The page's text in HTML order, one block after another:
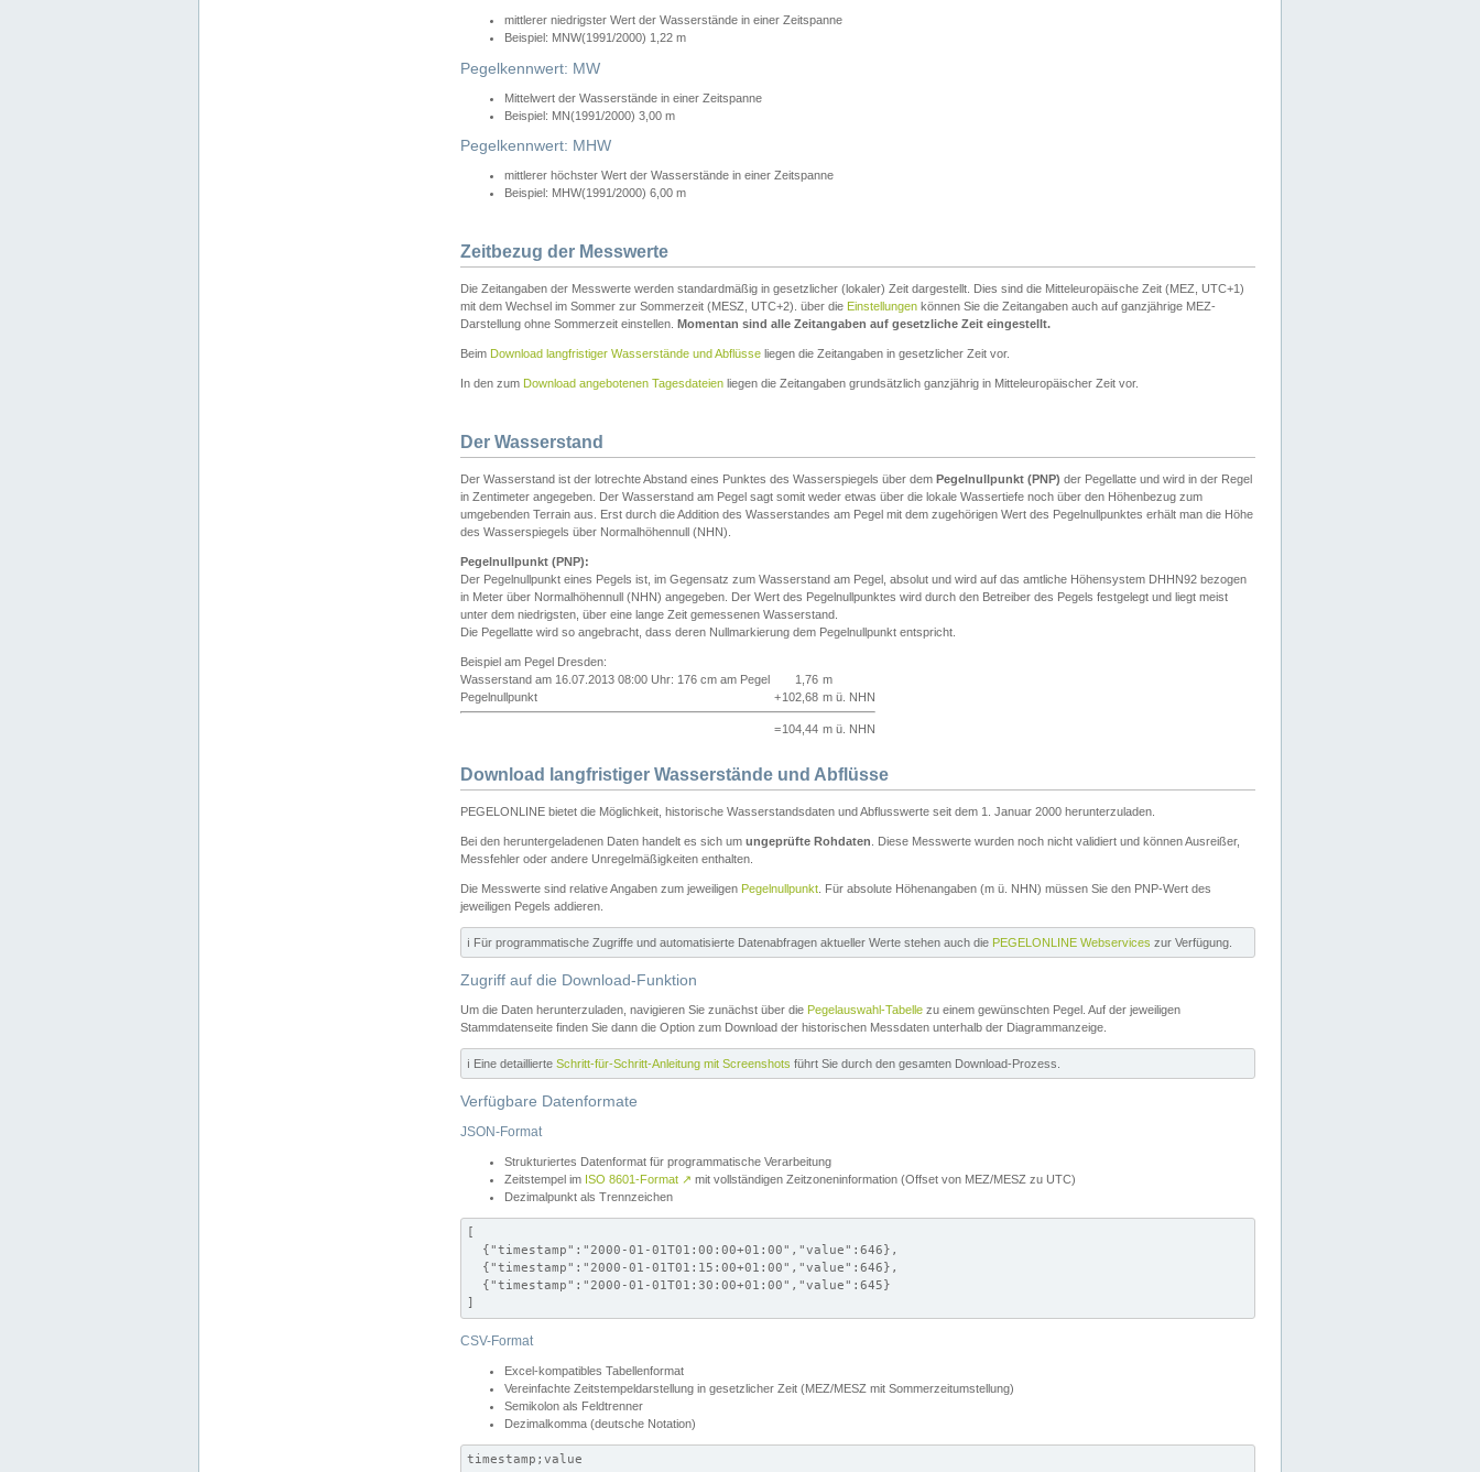
mittlerer niedrigster Wert der Wasserstände in einer Zeitspanne
Beispiel: MNW(1991/2000) 1,22 m
Pegelkennwert: MW
Mittelwert der Wasserstände in einer Zeitspanne
Beispiel: MN(1991/2000) 3,00 m
Pegelkennwert: MHW
mittlerer höchster Wert der Wasserstände in einer Zeitspanne
Beispiel: MHW(1991/2000) 6,00 m
Zeitbezug der Messwerte
Die Zeitangaben der Messwerte werden standardmäßig in gesetzlicher (lokaler) Zeit dargestellt. Dies sind die Mitteleuropäische Zeit (MEZ, UTC+1)
mit dem Wechsel im Sommer zur Sommerzeit (MESZ, UTC+2). über die Einstellungen können Sie die Zeitangaben auch auf ganzjährige MEZ-
Darstellung ohne Sommerzeit einstellen. Momentan sind alle Zeitangaben auf gesetzliche Zeit eingestellt.
Beim Download langfristiger Wasserstände und Abflüsse liegen die Zeitangaben in gesetzlicher Zeit vor.
In den zum Download angebotenen Tagesdateien liegen die Zeitangaben grundsätzlich ganzjährig in Mitteleuropäischer Zeit vor.
Der Wasserstand
Der Wasserstand ist der lotrechte Abstand eines Punktes des Wasserspiegels über dem Pegelnullpunkt (PNP) der Pegellatte und wird in der Regel
in Zentimeter angegeben. Der Wasserstand am Pegel sagt somit weder etwas über die lokale Wassertiefe noch über den Höhenbezug zum
umgebenden Terrain aus. Erst durch die Addition des Wasserstandes am Pegel mit dem zugehörigen Wert des Pegelnullpunktes erhält man die Höhe
des Wasserspiegels über Normalhöhennull (NHN).
Pegelnullpunkt (PNP):
Der Pegelnullpunkt eines Pegels ist, im Gegensatz zum Wasserstand am Pegel, absolut und wird auf das amtliche Höhensystem DHHN92 bezogen
in Meter über Normalhöhennull (NHN) angegeben. Der Wert des Pegelnullpunktes wird durch den Betreiber des Pegels festgelegt und liegt meist
unter dem niedrigsten, über eine lange Zeit gemessenen Wasserstand.
Die Pegellatte wird so angebracht, dass deren Nullmarkierung dem Pegelnullpunkt entspricht.
Beispiel am Pegel Dresden:
Wasserstand am 16.07.2013 08:00 Uhr: 176 cm am Pegel
1,76 m
Pegelnullpunkt
+102,68 m ü. NHN
=104,44 m ü. NHN
Download langfristiger Wasserstände und Abflüsse
PEGELONLINE bietet die Möglichkeit, historische Wasserstandsdaten und Abflusswerte seit dem 1. Januar 2000 herunterzuladen.
Bei den heruntergeladenen Daten handelt es sich um ungeprüfte Rohdaten . Diese Messwerte wurden noch nicht validiert und können Ausreißer,
Messfehler oder andere Unregelmäßigkeiten enthalten.
Die Messwerte sind relative Angaben zum jeweiligen Pegelnullpunkt . Für absolute Höhenangaben (m ü. NHN) müssen Sie den PNP-Wert des
jeweiligen Pegels addieren.
ℹ️ Für programmatische Zugriffe und automatisierte Datenabfragen aktueller Werte stehen auch die PEGELONLINE Webservices zur Verfügung.
Zugriff auf die Download-Funktion
Um die Daten herunterzuladen, navigieren Sie zunächst über die Pegelauswahl-Tabelle zu einem gewünschten Pegel. Auf der jeweiligen
Stammdatenseite finden Sie dann die Option zum Download der historischen Messdaten unterhalb der Diagrammanzeige.
ℹ️ Eine detaillierte Schritt-für-Schritt-Anleitung mit Screenshots führt Sie durch den gesamten Download-Prozess.
Verfügbare Datenformate
JSON-Format
Strukturiertes Datenformat für programmatische Verarbeitung
Zeitstempel im ISO 8601-Format ↗ mit vollständigen Zeitzoneninformation (Offset von MEZ/MESZ zu UTC)
Dezimalpunkt als Trennzeichen
[
  {"timestamp":"2000-01-01T01:00:00+01:00","value":646},
  {"timestamp":"2000-01-01T01:15:00+01:00","value":646},
  {"timestamp":"2000-01-01T01:30:00+01:00","value":645}
]
CSV-Format
Excel-kompatibles Tabellenformat
Vereinfachte Zeitstempeldarstellung in gesetzlicher Zeit (MEZ/MESZ mit Sommerzeitumstellung)
Semikolon als Feldtrenner
Dezimalkomma (deutsche Notation)
timestamp;value